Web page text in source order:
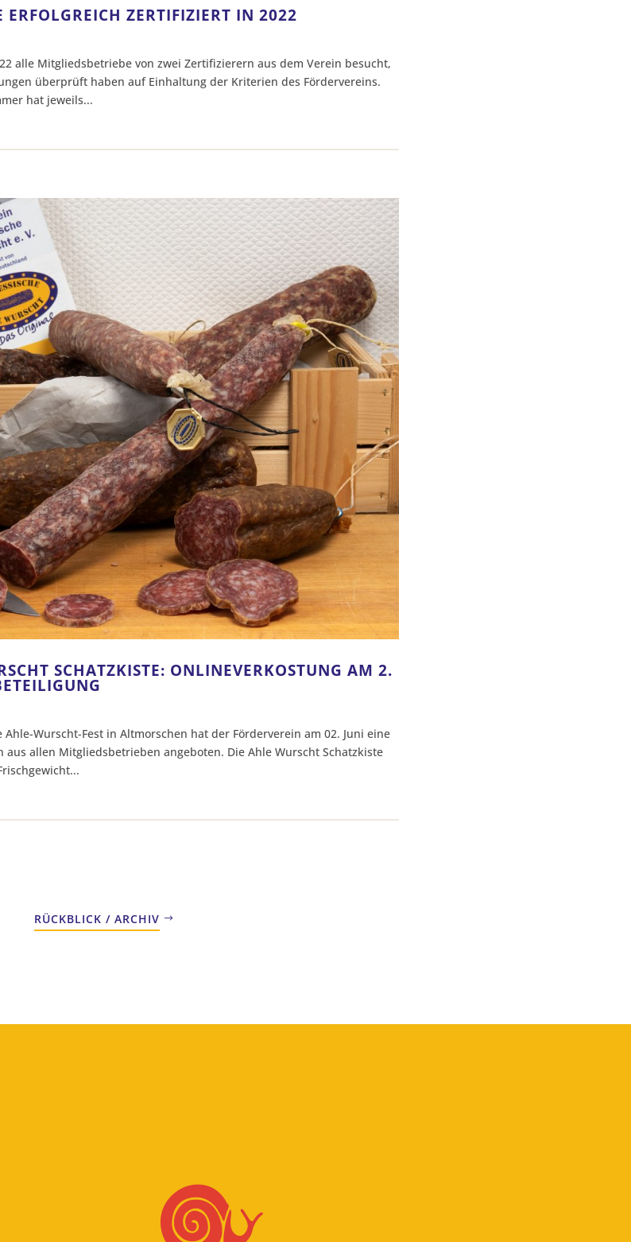
ERFOLGREICH ZERTIFIZIERT IN 2022
alle Mitgliedsbetriebe von zwei Zertifizierern aus dem Verein besucht,
überprüft haben auf Einhaltung der Kriterien des Fördervereins.
hat jeweils...
SCHATZKISTE: ONLINEVERKOSTUNG AM 2.
Wurscht-Fest in Altmorschen hat der Förderverein am 02. Juni eine
allen Mitgliedsbetrieben angeboten. Die Ahle Wurscht Schatzkiste
RÜCKBLICK / ARCHIV